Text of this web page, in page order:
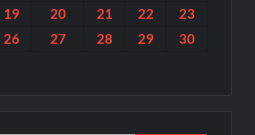
19 20 21 22
23
26 27 28 29 30